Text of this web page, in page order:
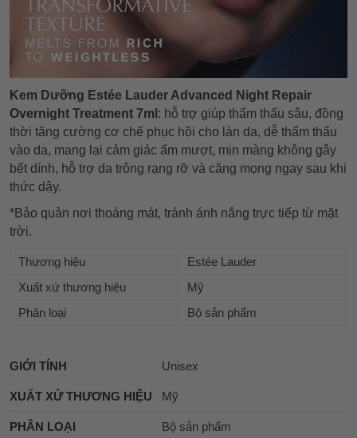
Kem Dưỡng Estée Lauder Advanced Night Repair
Overnight Treatment 7ml : hỗ trợ giúp thẩm thấu sâu, đồng
thời tăng cường cơ chế phục hồi cho làn da, dễ thẩm thấu
vào da, mang lại cảm giác ẩm mượt, mịn màng không gây
bết dính, hỗ trợ da trông rạng rỡ và căng mọng ngay sau khi
thức dậy.
*Bảo quản nơi thoáng mát, tránh ánh nắng trực tiếp từ mặt
trời.
Thương hiệu
Estée Lauder
Xuất xứ thương hiệu
Mỹ
Phân loại
Bộ sản phẩm
GIỚI TÍNH Unisex
XUẤT XỨ THƯƠNG HIỆU Mỹ
PHÂN LOẠI Bộ sản phẩm